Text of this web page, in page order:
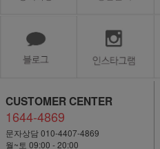
CUSTOMER CENTER
1644-4869
문자상담 010-4407-4869
월~토 09:00 - 20:00